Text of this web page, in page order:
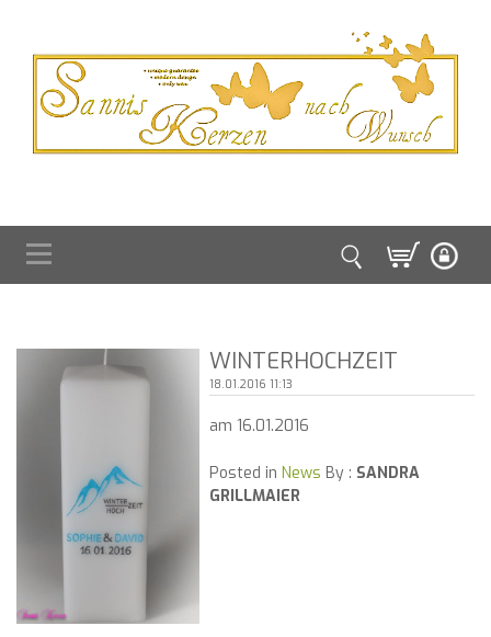
WINTERHOCHZEIT
18.01.2016 11:13
am 16.01.2016
Posted in News By : SANDRA
GRILLMAIER